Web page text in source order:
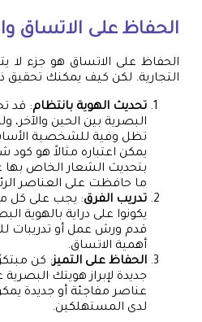
الحفاظ على الاتساق
الحفاظ على الاتساق هو جزء لا
التجارية. لكن كيف يمكنك
تحديث الهوية بانتظام: قد
البصرية بين الحين والآخر،
تظل وفية للشخصية
يمكن اعتباره مثالاً هو كود
بتحديث الشعار الخاص بها
ما حافظت على العناصر
تدريب الفرق: يجب على كل
يكونوا على دراية بالهوية
قدم ورش عمل أو تدريبات
أهمية الاتساق.
الحفاظ على التميز: كن
جديدة لإبراز هويتك
عناصر مفاجئة أو جديدة
لدى المستهلكين.